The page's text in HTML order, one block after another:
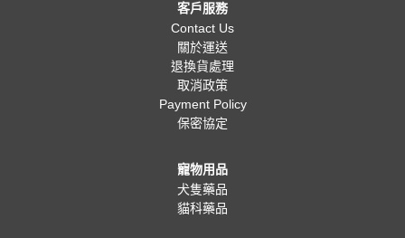
客戶服務
Contact Us
關於運送
退換貨處理
取消政策
Payment Policy
保密協定
寵物用品
犬隻藥品
貓科藥品